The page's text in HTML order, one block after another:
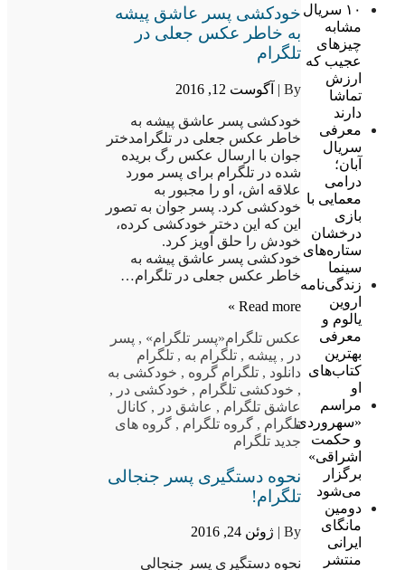
۱۰ سریال
مشابه
چیزهای
عجیب که
ارزش
تماشا
دارند
معرفی
سریال
آبان؛
درامی
معمایی با
بازی
درخشان
ستاره‌های
سینما
زندگی‌نامه
اروین
یالوم و
معرفی
بهترین
کتاب‌های
او
مراسم
«سهروردی
و حکمت
اشراقی»
برگزار
می‌شود
دومین
مانگای
ایرانی
منتشر
خودکشی پسر عاشق پیشه
به خاطر عکس جعلی در
تلگرام
By | آگوست 12, 2016
خودکشی پسر عاشق پیشه به
خاطر عکس جعلی در تلگرامدختر
جوان با ارسال عکس رگ بریده
شده در تلگرام برای پسر مورد
علاقه اش، او را مجبور به
خودکشی کرد. پسر جوان به تصور
این که این دختر خودکشی کرده،
خودش را حلق آویز کرد.
خودکشی پسر عاشق پیشه به
خاطر عکس جعلی در تلگرام…
Read more »
عکس تلگرام«پسر تلگرام» , پسر
در , پیشه , تلگرام به , تلگرام
دانلود , تلگرام گروه , خودکشی به
, خودکشی تلگرام , خودکشی در ,
عاشق تلگرام , عاشق در , کانال
تلگرام , گروه تلگرام , گروه های
جدید تلگرام
نحوه دستگیری پسر جنجالی
تلگرام!
By | ژوئن 24, 2016
نحوه دستگیری پسر جنجالی